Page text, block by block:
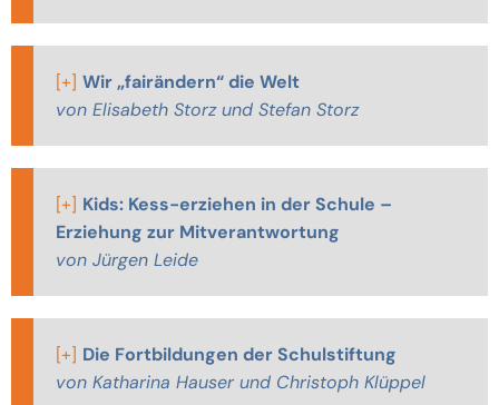
[+] Wir „fairändern“ die Welt
von Elisabeth Storz und Stefan Storz
[+] Kids: Kess-erziehen in der Schule –
Erziehung zur Mitverantwortung
von Jürgen Leide
[+] Die Fortbildungen der Schulstiftung
von Katharina Hauser und Christoph Klüppel